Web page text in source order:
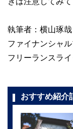
執筆者：横山琢哉
ファイナンシャ
フリーランスラ
おすすめ紹介